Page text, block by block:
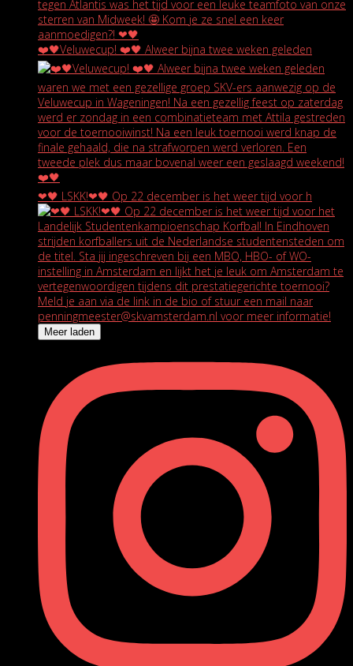
❤️🖤Veluwecup! ❤️🖤 Alweer bijna twee weken geleden
❤🖤 LSKK!❤🖤 Op 22 december is het weer tijd voor h
Meer laden